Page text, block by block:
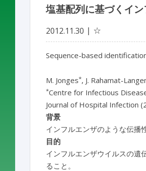
塩基配列に基づくイ
2012.11.30 ☆
Sequence-based
M. Jonges*, J. Rahamat-
*Centre for Infectious
Journal of Hospital Infection
背景
インフルエンザのような伝播
目的
インフルエンザウイルスの遺
ること。